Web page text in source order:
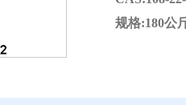
规格:180公